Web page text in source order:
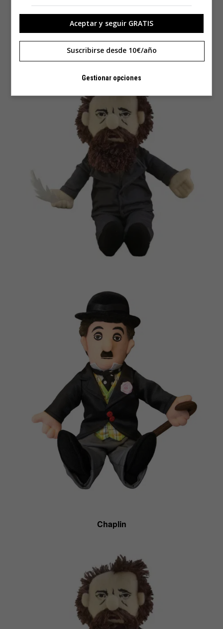
Galileo
Chaplin
Aceptar y seguir GRATIS
Suscribirse desde 10€/año
Gestionar opciones